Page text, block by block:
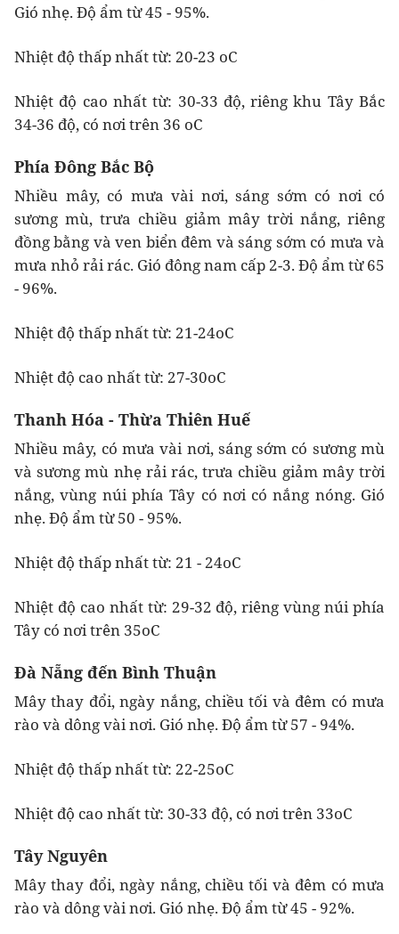
Gió nhẹ. Độ ẩm từ 45 - 95%.
Nhiệt độ thấp nhất từ: 20-23 oC
Nhiệt độ cao nhất từ: 30-33 độ, riêng khu Tây Bắc
34-36 độ, có nơi trên 36 oC
Phía Đông Bắc Bộ
Nhiều mây, có mưa vài nơi, sáng sớm có nơi có
sương mù, trưa chiều giảm mây trời nắng, riêng
đồng bằng và ven biển đêm và sáng sớm có mưa và
mưa nhỏ rải rác. Gió đông nam cấp 2-3. Độ ẩm từ 65
- 96%.
Nhiệt độ thấp nhất từ: 21-24oC
Nhiệt độ cao nhất từ: 27-30oC
Thanh Hóa - Thừa Thiên Huế
Nhiều mây, có mưa vài nơi, sáng sớm có sương mù
và sương mù nhẹ rải rác, trưa chiều giảm mây trời
nắng, vùng núi phía Tây có nơi có nắng nóng. Gió
nhẹ. Độ ẩm từ 50 - 95%.
Nhiệt độ thấp nhất từ: 21 - 24oC
Nhiệt độ cao nhất từ: 29-32 độ, riêng vùng núi phía
Tây có nơi trên 35oC
Đà Nẵng đến Bình Thuận
Mây thay đổi, ngày nắng, chiều tối và đêm có mưa
rào và dông vài nơi. Gió nhẹ. Độ ẩm từ 57 - 94%.
Nhiệt độ thấp nhất từ: 22-25oC
Nhiệt độ cao nhất từ: 30-33 độ, có nơi trên 33oC
Tây Nguyên
Mây thay đổi, ngày nắng, chiều tối và đêm có mưa
rào và dông vài nơi. Gió nhẹ. Độ ẩm từ 45 - 92%.